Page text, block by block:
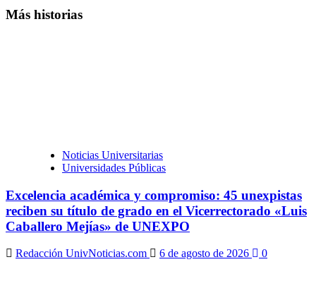
Más historias
Noticias Universitarias
Universidades Públicas
Excelencia académica y compromiso: 45 unexpistas
reciben su título de grado en el Vicerrectorado «Luis
Caballero Mejías» de UNEXPO
Redacción UnivNoticias.com 6 de agosto de 2026 0